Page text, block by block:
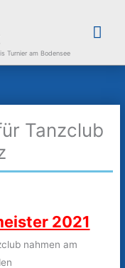
Turnier am Bodensee
Tanzclub
2021
nahmen am